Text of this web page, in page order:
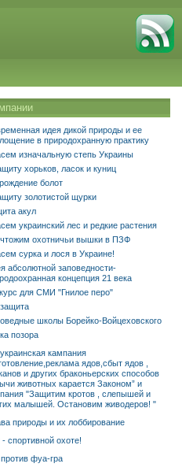
идея дикой природы и ее
в природохранную практику
изначальную степь Украины
хорьков, ласок и куниц
болот
золотистой щурки
акул
украинский лес и редкие растения
охотничьи вышки в ПЗФ
сурка и лося в Украине!
абсолютной заповедности-
концепция 21 века
для СМИ "Гнилое перо"
школы Борейко-Войцеховского
позора
кампания
ядов,сбыт ядов ,
и других браконьерских способов
животных карается Законом” и
"Защитим кротов , слепышей и
малышей. Остановим живодеров! "
природы и их лоббирование
- спортивной охоте!
фуа-гра